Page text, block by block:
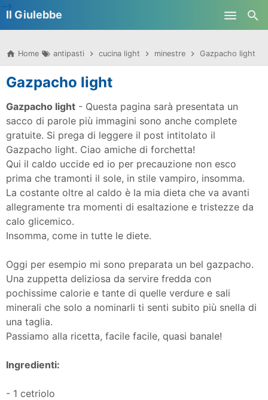
Il Giulebbe
Home antipasti cucina light minestre Gazpacho light
Gazpacho light
Gazpacho light - Questa pagina sarà presentata un
sacco di parole più immagini sono anche complete
gratuite. Si prega di leggere il post intitolato il
Gazpacho light. Ciao amiche di forchetta!
Qui il caldo uccide ed io per precauzione non esco
prima che tramonti il sole, in stile vampiro, insomma.
La costante oltre al caldo è la mia dieta che va avanti
allegramente tra momenti di esaltazione e tristezze da
calo glicemico.
Insomma, come in tutte le diete.
Oggi per esempio mi sono preparata un bel gazpacho.
Una zuppetta deliziosa da servire fredda con
pochissime calorie e tante di quelle verdure e sali
minerali che solo a nominarli ti senti subito più snella di
una taglia.
Passiamo alla ricetta, facile facile, quasi banale!
Ingredienti:
- 1 cetriolo